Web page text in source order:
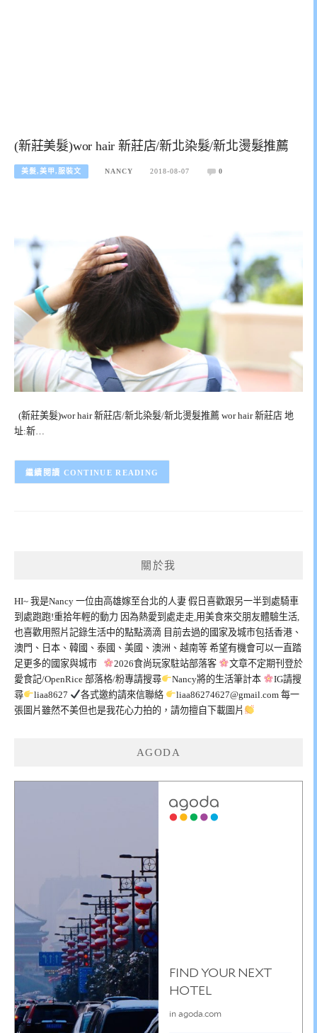
(新莊美髮)wor hair 新莊店/新北染髮/新北燙髮推薦
美髮,美甲,服裝文 NANCY 2018-08-07 0
(新莊美髮)wor hair 新莊店/新北染髮/新北燙髮推薦 wor hair 新莊店 地
址:新…
CONTINUE READING
關於我
HI~ 我是Nancy 一位由高雄嫁至台北的人妻 假日喜歡跟另一半到處騎車
到處跑跑!重拾年輕的動力 因為熱愛到處走走,用美食來交朋友體驗生活,
也喜歡用照片記錄生活中的點點滴滴 目前去過的國家及城市包括香港、
澳門、日本、韓國、泰國、美國、澳洲、越南等 希望有機會可以一直踏
足更多的國家與城市
2026食尚玩家駐站部落客
文章不定期刊登於
愛食記/OpenRice 部落格/粉專請搜尋
Nancy將的生活筆計本
IG請搜
尋
liaa8627 各式邀約請來信聯絡 liaa86274627@gmail.com每一
張圖片雖然不美但也是我花心力拍的，請勿擅自下載圖片
AGODA